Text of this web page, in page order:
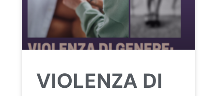
VIOLENZA DI